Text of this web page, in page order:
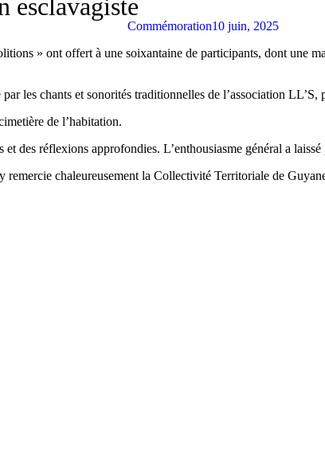
esclavagiste
Commémoration10 juin, 2025
» ont offert à une soixantaine de participants, dont une
les chants et sonorités traditionnelles de l’association
de l’habitation.
des réflexions approfondies. L’enthousiasme général a
chaleureusement la Collectivité Territoriale de